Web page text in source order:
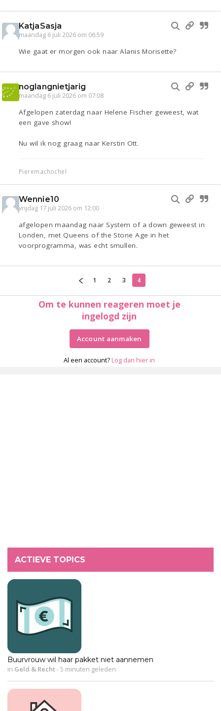
KatjaSasja
maandag 6 juli 2026 om 06:59
Wie gaat er morgen ook naar Alanis Morisette?
noglangnietjarig
maandag 6 juli 2026 om 07:08
Afgelopen zaterdag naar Helene Fischer geweest, wat
een gave show!
Nu wil ik nog graag naar Kerstin Ott.
Pieremachochel
Wennie10
vrijdag 17 juli 2026 om 12:00
afgelopen maandag naar System of a down geweest in
Londen, met Queens of the Stone Age in het
voorprogramma, was echt smullen.
1 2 3 4
Om te kunnen reageren moet je
ingelogd zijn
Account aanmaken
Al een account? Log dan hier in
ACTIEVE TOPICS
Buurvrouw wil haar pakket niet aannemen
in Geld & Recht-5 minuten geleden